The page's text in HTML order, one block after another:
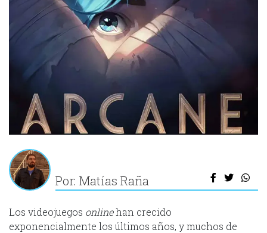
Por: Matías Raña
Los videojuegos onlinehan crecido
exponencialmente los últimos años, y muchos de